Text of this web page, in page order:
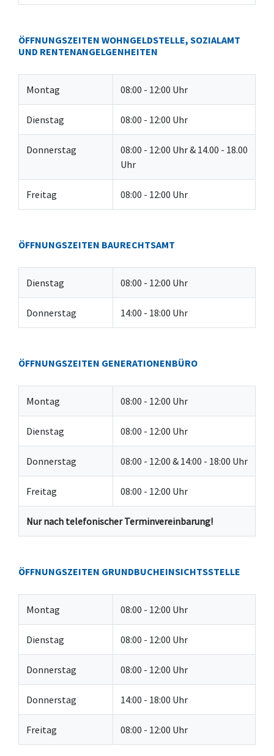
ÖFFNUNGSZEITEN WOHNGELDSTELLE, SOZIALAMT
UND RENTENANGELGENHEITEN
Montag 08:00 - 12:00 Uhr
Dienstag 08:00 - 12:00 Uhr
Donnerstag
08:00 - 12:00 Uhr & 14.00 - 18.00
Uhr
Freitag 08:00 - 12:00 Uhr
ÖFFNUNGSZEITEN BAURECHTSAMT
Dienstag 08:00 - 12:00 Uhr
Donnerstag 14:00 - 18:00 Uhr
ÖFFNUNGSZEITEN GENERATIONENBÜRO
Montag 08:00 - 12:00 Uhr
Dienstag 08:00 - 12:00 Uhr
Donnerstag 08:00 - 12:00 & 14:00 - 18:00 Uhr
Freitag 08:00 - 12:00 Uhr
Nur nach telefonischer Terminvereinbarung!
ÖFFNUNGSZEITEN GRUNDBUCHEINSICHTSSTELLE
Montag 08:00 - 12:00 Uhr
Dienstag 08:00 - 12:00 Uhr
Donnerstag 08:00 - 12:00 Uhr
Donnerstag 14:00 - 18:00 Uhr
Freitag 08:00 - 12:00 Uhr